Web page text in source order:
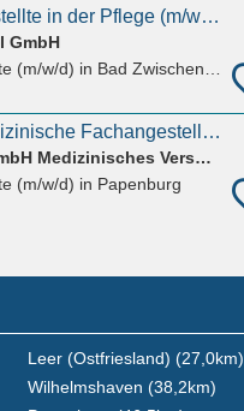
Medizinische Fachangestellte in der Pflege (m/w/d)
GmbH
(m/w/d) in Bad Zwischenahn
Pflegefachkraft oder Medizinische Fachangestellte (m/w/d) für die Dialyse
Nephrocare Papenburg GmbH Medizinisches Versorgungszentrum
(m/w/d) in Papenburg
Leer (Ostfriesland) (27,0km)
Wilhelmshaven (38,2km)